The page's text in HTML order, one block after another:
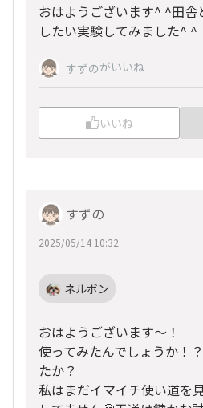
おはようございます^ ^田舎
したい実験してみました^ ^
すずのがいいね
いいね
すずの
2025/05/14 10:32
ネルボン
おはようございます～！
使ってみたんでしょうか！
たか？
私はまだイマイチ使い道を